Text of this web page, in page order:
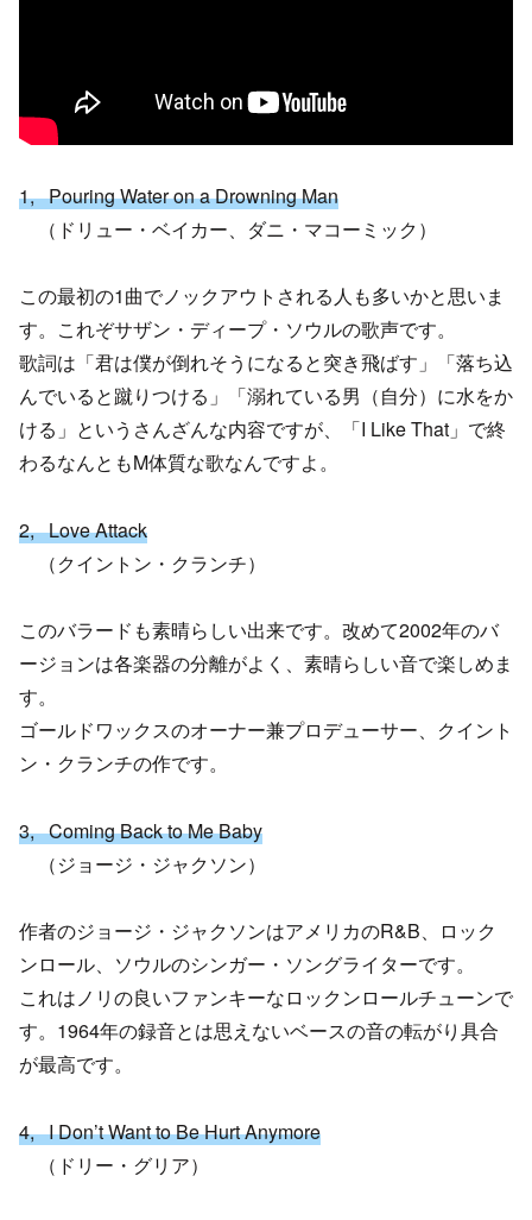
1, Pouring Water on a Drowning Man
（ドリュー・ベイカー、ダニ・マコーミック）
この最初の1曲でノックアウトされる人も多いかと思いま
す。これぞサザン・ディープ・ソウルの歌声です。
歌詞は「君は僕が倒れそうになると突き飛ばす」「落ち込
んでいると蹴りつける」「溺れている男（自分）に水をか
ける」というさんざんな内容ですが、「I Like That」で終
わるなんともM体質な歌なんですよ。
2, Love Attack
（クイントン・クランチ）
このバラードも素晴らしい出来です。改めて2002年のバ
ージョンは各楽器の分離がよく、素晴らしい音で楽しめま
す。
ゴールドワックスのオーナー兼プロデューサー、クイント
ン・クランチの作です。
3, Coming Back to Me Baby
（ジョージ・ジャクソン）
作者のジョージ・ジャクソンはアメリカのR&B、ロック
ンロール、ソウルのシンガー・ソングライターです。
これはノリの良いファンキーなロックンロールチューンで
す。1964年の録音とは思えないベースの音の転がり具合
が最高です。
4, I Don’t Want to Be Hurt Anymore
（ドリー・グリア）